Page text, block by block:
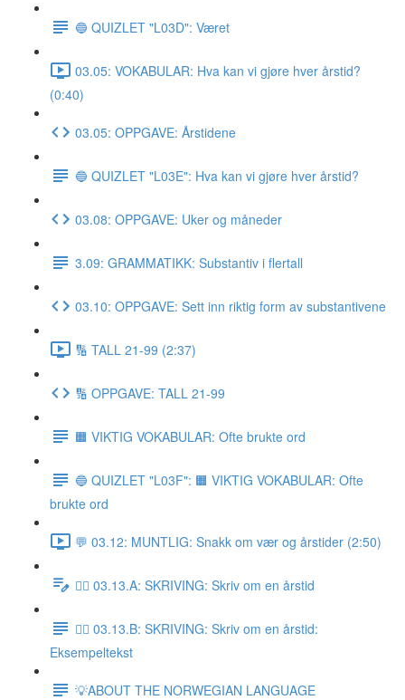
🔵 QUIZLET "L03D": Været
03.05: VOKABULAR: Hva kan vi gjøre hver årstid?
(0:40)
03.05: OPPGAVE: Årstidene
🔵 QUIZLET "L03E": Hva kan vi gjøre hver årstid?
03.08: OPPGAVE: Uker og måneder
3.09: GRAMMATIKK: Substantiv i flertall
03.10: OPPGAVE: Sett inn riktig form av substantivene
🔢 TALL 21-99 (2:37)
🔢 OPPGAVE: TALL 21-99
🟧 VIKTIG VOKABULAR: Ofte brukte ord
🔵 QUIZLET "L03F": 🟧 VIKTIG VOKABULAR: Ofte
brukte ord
💬 03.12: MUNTLIG: Snakk om vær og årstider (2:50)
✍🏼 03.13.A: SKRIVING: Skriv om en årstid
✍🏼 03.13.B: SKRIVING: Skriv om en årstid:
Eksempeltekst
💡ABOUT THE NORWEGIAN LANGUAGE